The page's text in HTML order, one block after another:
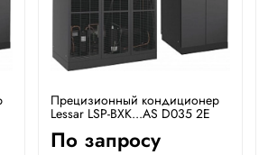
Прецизионный кондиционер
Lessar LSP-BXK...AS D035 2E
По запросу